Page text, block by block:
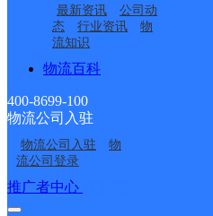
最新资讯
公司动
态
行业资讯
物
流知识
物流百科
400-8699-100
物流公司入驻
物流公司入驻
物
流公司登录
推广者中心
库车县新城街道合作点
ID12219
吉木萨尔县兵团农六师
红旗农场合作点
新和县桑塔木农场合作
点ID12650
乌鲁木齐沙依巴克区雅
山北路营业部
阜康市兵团二二二团农
场合作点ID12230
喀什岳普湖县营业部
接口API